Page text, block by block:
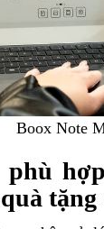
Boox Note
phù
tặng